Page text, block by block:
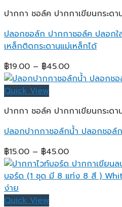
ปากกา ชอล์ค ปากกาเขียนกระดา
ปลอกชอล์ก ปากกาชอล์ค ปลอกใ
เหล็กติดกระดานแม่เหล็กได้
฿19.00 – ฿45.00Price
range:
฿45.00
Quick View
ปากกา ชอล์ค ปากกาเขียนกระดา
ปลอกปากกาชอล์กน้ำ ปลอกชอล์
฿15.00 – ฿45.00Price
range:
฿15.00
Quick View